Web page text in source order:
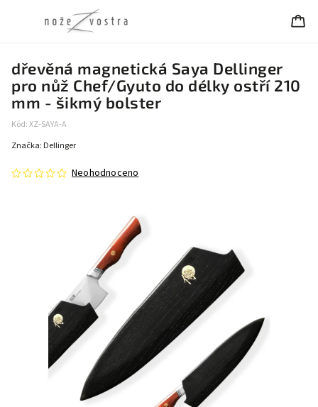
dřevěná magnetická Saya Dellinger
pro nůž Chef/Gyuto do délky ostří 210
mm - šikmý bolster
Kód:XZ-SAYA-A
Neohodnoceno
Značka: Dellinger